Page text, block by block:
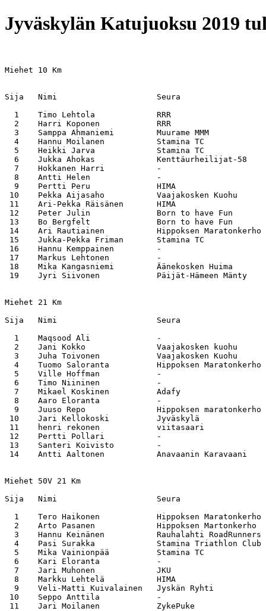
Jyväskylän Katujuoksu 2019
Miehet 10 Km
Sija   Nimi                     Seura
1    Timo Lehtola             RRR
2    Harri Koponen            RRR
3    Samppa Ahmaniemi         Muurame MMM
4    Hannu Moilanen           Stamina TC
5    Heikki Jarva             Stamina TC
6    Jukka Ahokas             Kenttäurheilijat-58
7    Hokkanen Harri           -
8    Antti Helen              -
9    Pertti Peru              HIMA
10    Pekka Aijasaho           Vaajakosken
11    Ari-Pekka Räisänen       HIMA
12    Peter Julin              Born to have Fun
13    Bo Bergfelt              Born to have Fun
14    Ari Rautiainen           Hippoksen
15    Jukka-Pekka Friman       Stamina TC
16    Hannu Kemppainen         -
17    Markus Lehtonen          -
18    Mika Kangasniemi         Äänekosken
19    Jyri Siivonen            Päijät-Hämeen
Miehet 21 Km
Sija   Nimi                     Seura
1    Maqsood Ali              -
2    Jani Kokko               Vaajakosken kuohu
3    Juha Toivonen            Vaajakosken Kuohu
4    Tuomo Saloranta          Hippoksen
5    Ville Hoffman            -
6    Timo Niininen            -
7    Mikael Koskinen          Adafy
8    Aaro Eloranta            -
9    Juuso Repo               Hippoksen
10    Jari Kellokoski          Jyväskylä
11    henri rekonen            viitasaari
12    Pertti Pollari           -
13    Santeri Koivisto         -
14    Antti Aaltonen           Anavaanin
Miehet 50V 21 Km
Sija   Nimi                     Seura
1    Tero Haikonen            Hippoksen
2    Arto Pasanen             Hippoksen Martonkerho
3    Hannu Keinänen           Rauhalahti
4    Pasi Surakka             Stamina Triathlon
5    Mika Vainionpää          Stamina TC
6    Kari Eloranta            -
7    Jari Muhonen             JKU
8    Markku Lehtelä           HIMA
9    Veli-Matti Kuivalainen   Jyskän Ryhti
10    Seppo Anttila            -
11    Jari Moilanen            ZykePuke